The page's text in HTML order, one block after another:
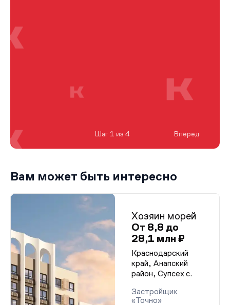
Шаг 1 из 4 Вперед
Вам может быть интересно
Хозяин морей
От 8,8 до
28,1 млн ₽
Краснодарский
край, Анапский
район, Супсех с.
Застройщик
«Точно»